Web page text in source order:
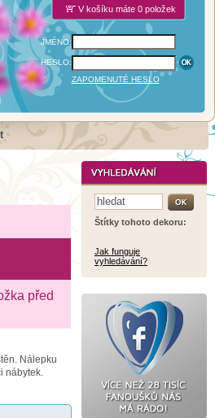
V košíku máte 0 položek
JMÉNO:
HESLO:
ZAPOMENUTÉ HESLO
před
Nálepku
nábytek.
Štítky tohoto dekoru:
Jak funguje
vyhledávání?